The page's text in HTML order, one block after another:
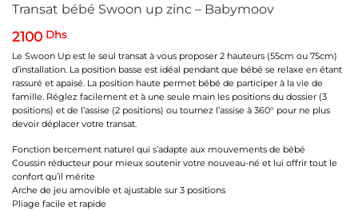
Transat bébé Swoon up zinc – Babymoov
2100 Dhs
Le Swoon Up est le seul transat à vous proposer 2 hauteurs (55cm ou 75cm)
d’installation. La position basse est idéal pendant que bébé se relaxe en étant
rassuré et apaisé. La position haute permet bébé de participer à la vie de
famille. Réglez facilement et à une seule main les positions du dossier (3
positions) et de l’assise (2 positions) ou tournez l’assise à 360° pour ne plus
devoir déplacer votre transat.
Fonction bercement naturel qui s’adapte aux mouvements de bébé
Coussin réducteur pour mieux soutenir votre nouveau-né et lui offrir tout le
confort qu’il mérite
Arche de jeu amovible et ajustable sur 3 positions
Pliage facile et rapide